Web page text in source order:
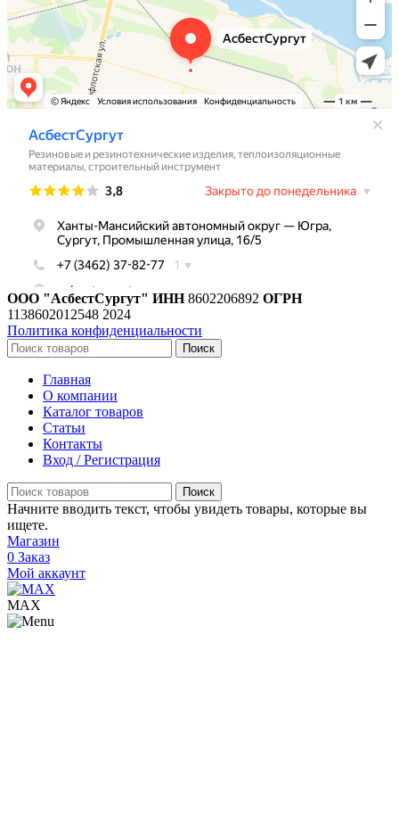
ООО "АсбестСургут" ИНН8602206892 ОГРН
1138602012548 2024
Политика конфиденциальности
Поиск
Главная
О компании
Каталог товаров
Статьи
Контакты
Вход / Регистрация
Поиск
Начните вводить текст, чтобы увидеть товары, которые вы
ищете.
Магазин
0 Заказ
Мой аккаунт
МАХ